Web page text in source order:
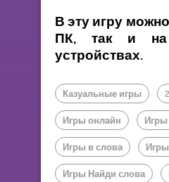
В эту игру
ПК, так и на
устройствах.
Казуальные игры
Игры онлайн Игры
Игры в слова
Игры Найди слова